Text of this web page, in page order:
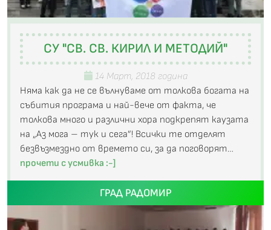
СУ "СВ. СВ. КИРИЛ И МЕТОДИЙ"
14 Март, 2018 година
Няма как да не се вълнуваме от толкова богата на
събития програма и най-вече от факта, че
толкова много и различни хора подкрепят каузата
на „Аз мога – тук и сега”! Всички те отделят
безвъзмездно от времето си, за да поговорят…
прочети с усмивка :-]
ГРАД РАДОМИР